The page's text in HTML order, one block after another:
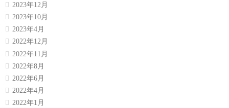
2023年12月
2023年10月
2023年4月
2022年12月
2022年11月
2022年8月
2022年6月
2022年4月
2022年1月